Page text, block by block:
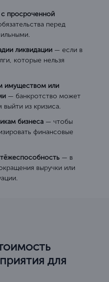
просроченной
перед
ликвидации — если в
которые нельзя
имуществом или
— банкротство может
из кризиса.
бизнеса — чтобы
финансовые
— в
выручки или
для